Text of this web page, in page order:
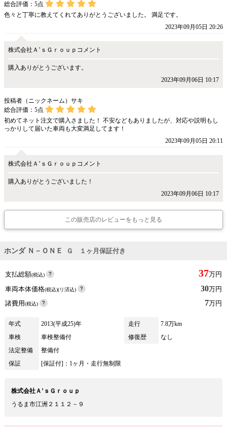
総合評価： 5点
色々と丁寧に教えてくれてありがとうございました。 満足です。
2023年09月05日 20:26
株式会社Ａ’ｓＧｒｏｕｐコメント
購入ありがとうございます。
2023年09月06日 10:17
投稿者（ニックネーム）サキ
総合評価： 5点
初めてネット注文で購入さました！ 不安などもありましたが、対応や説明もし
っかりして届いた車両も大変満足してます！
2023年09月05日 20:11
株式会社Ａ’ｓＧｒｏｕｐコメント
購入ありがとうございました！
2023年09月06日 10:17
この販売店のレビューをもっと見る
ホンダ Ｎ－ＯＮＥ Ｇ １ヶ月保証付き
支払総額(税込) 37万円
車両本体価格(税込)(リ済込) 30万円
諸費用(税込) 7万円
年式 2013(平成25)年 走行
7.8万km
車検
車検整備付 修復歴
なし
法定整備
整備付
保証
[保証付]：1ヶ月・走行無制限
株式会社Ａ’ｓＧｒｏｕｐ
うるま市江洲２１１２－９